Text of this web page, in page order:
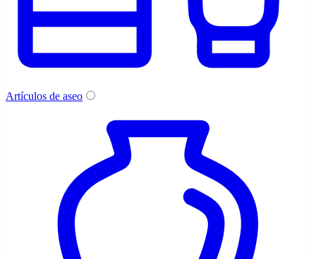
Artículos de aseo